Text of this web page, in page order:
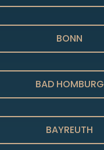
BONN
BAD HOMBURG
BAYREUTH